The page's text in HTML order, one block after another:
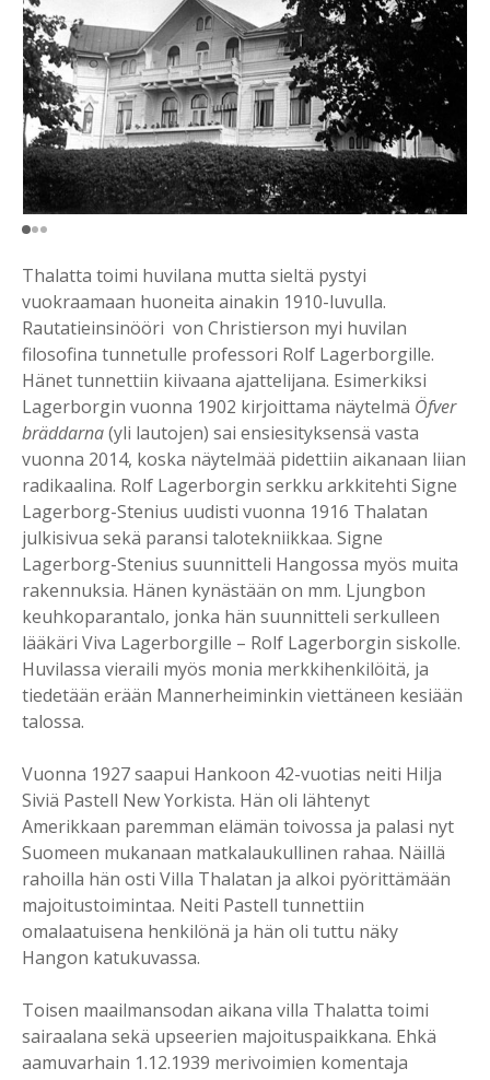
Thalatta toimi huvilana mutta sieltä pystyi
vuokraamaan huoneita ainakin 1910-luvulla.
Rautatieinsinööri von Christierson myi huvilan
filosofina tunnetulle professori Rolf Lagerborgille.
Hänet tunnettiin kiivaana ajattelijana. Esimerkiksi
Lagerborgin vuonna 1902 kirjoittama näytelmä Öfver
bräddarna(yli lautojen) sai ensiesityksensä vasta
vuonna 2014, koska näytelmää pidettiin aikanaan liian
radikaalina. Rolf Lagerborgin serkku arkkitehti Signe
Lagerborg-Stenius uudisti vuonna 1916 Thalatan
julkisivua sekä paransi talotekniikkaa. Signe
Lagerborg-Stenius suunnitteli Hangossa myös muita
rakennuksia. Hänen kynästään on mm. Ljungbon
keuhkoparantalo, jonka hän suunnitteli serkulleen
lääkäri Viva Lagerborgille – Rolf Lagerborgin siskolle.
Huvilassa vieraili myös monia merkkihenkilöitä, ja
tiedetään erään Mannerheiminkin viettäneen kesiään
talossa.
Vuonna 1927 saapui Hankoon 42-vuotias neiti Hilja
Siviä Pastell New Yorkista. Hän oli lähtenyt
Amerikkaan paremman elämän toivossa ja palasi nyt
Suomeen mukanaan matkalaukullinen rahaa. Näillä
rahoilla hän osti Villa Thalatan ja alkoi pyörittämään
majoitustoimintaa. Neiti Pastell tunnettiin
omalaatuisena henkilönä ja hän oli tuttu näky
Hangon katukuvassa.
Toisen maailmansodan aikana villa Thalatta toimi
sairaalana sekä upseerien majoituspaikkana. Ehkä
aamuvarhain 1.12.1939 merivoimien komentaja